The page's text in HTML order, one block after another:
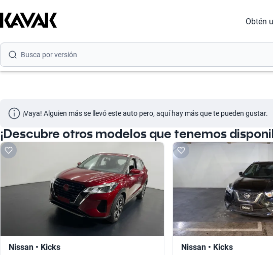
Obtén
Busca por modelo
Busca por año
Busca por versión
¡Vaya! Alguien más se llevó este auto pero, aquí hay más que te pueden gustar.
¡Descubre otros modelos que tenemos
Nissan • Kicks Nissan • Kicks